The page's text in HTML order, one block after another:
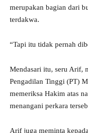
merupakan bagian dari
terdakwa.
“Tapi itu tidak pernah
Mendasari itu, seru Arif,
Pengadilan Tinggi (PT)
memeriksa Hakim atas
menangani perkara
Arif juga meminta